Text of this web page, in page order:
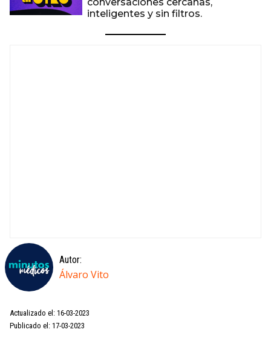
inteligentes y sin filtros.
Autor:
Álvaro Vito
Actualizado el: 16-03-2023
Publicado el: 17-03-2023